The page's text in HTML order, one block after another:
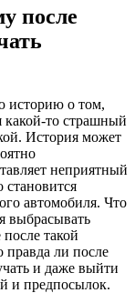
масла
может
после
историю о том,
какой-то страшный
История может
неприятный
становится
автомобиля. Что
выбрасывать
такой
правда ли после
и даже выйти
и предпосылок.